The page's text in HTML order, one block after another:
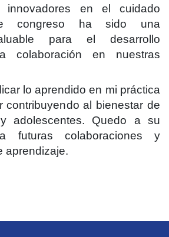
innovadores en el cuidado
congreso ha sido una
para el desarrollo
colaboración en nuestras
lo aprendido en mi práctica
contribuyendo al bienestar de
adolescentes. Quedo a su
futuras colaboraciones y
aprendizaje.